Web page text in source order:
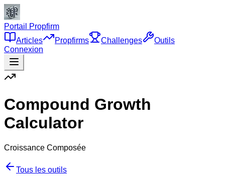
Portail Propfirm
Articles
Propfirms Challenges
Outils
Connexion
Compound Growth
Calculator
Croissance Composée
Tous les outils